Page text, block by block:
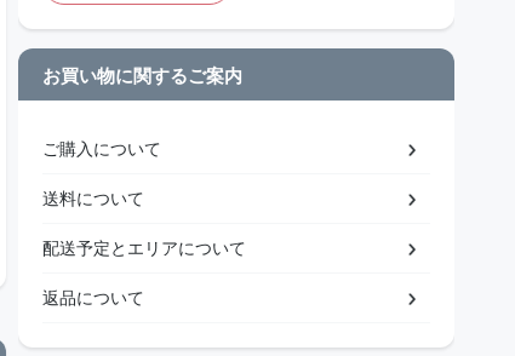
お買い物に関するご案内
ご購入について
送料について
配送予定とエリアについて
返品について